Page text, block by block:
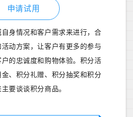
申请试用
身情况和客户需求来进行，合
动方案，让客户有更多的参与
的忠诚度和购物体验。积分活
、积分礼赠、积分抽奖和积分
要谈谈积分商品。